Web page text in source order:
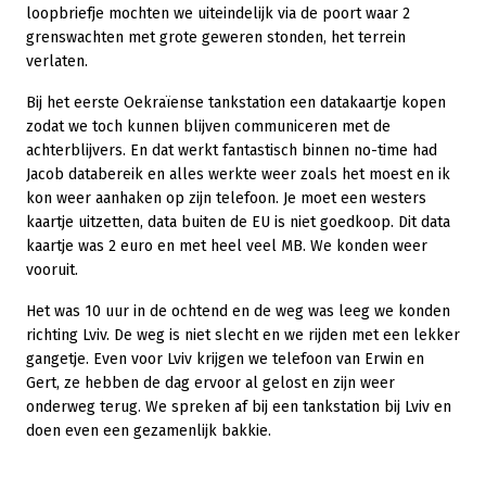
loopbriefje mochten we uiteindelijk via de poort waar 2
grenswachten met grote geweren stonden, het terrein
verlaten.
Bij het eerste Oekraïense tankstation een datakaartje kopen
zodat we toch kunnen blijven communiceren met de
achterblijvers. En dat werkt fantastisch binnen no-time had
Jacob databereik en alles werkte weer zoals het moest en ik
kon weer aanhaken op zijn telefoon. Je moet een westers
kaartje uitzetten, data buiten de EU is niet goedkoop. Dit data
kaartje was 2 euro en met heel veel MB. We konden weer
vooruit.
Het was 10 uur in de ochtend en de weg was leeg we konden
richting Lviv. De weg is niet slecht en we rijden met een lekker
gangetje. Even voor Lviv krijgen we telefoon van Erwin en
Gert, ze hebben de dag ervoor al gelost en zijn weer
onderweg terug. We spreken af bij een tankstation bij Lviv en
doen even een gezamenlijk bakkie.